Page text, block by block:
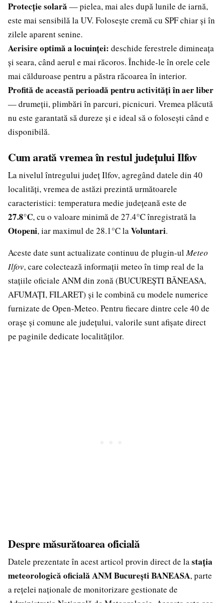
Protecție solară — pielea, mai ales după lunile de iarnă,
este mai sensibilă la UV. Folosește cremă cu SPF chiar și în
zilele aparent senine.
Aerisire optimă a locuinței: deschide ferestrele dimineața
și seara, când aerul e mai răcoros. Închide-le în orele cele
mai călduroase pentru a păstra răcoarea în interior.
Profită de această perioadă pentru activități în aer liber
— drumeții, plimbări în parcuri, picnicuri. Vremea plăcută
nu este garantată să dureze și e ideal să o folosești când e
disponibilă.
Cum arată vremea în restul județului Ilfov
La nivelul întregului județ Ilfov, agregând datele din 40
localități, vremea de astăzi prezintă următoarele
caracteristici: temperatura medie județeană este de
27.8°C, cu o valoare minimă de 27.4°C înregistrată la
Otopeni, iar maximul de 28.1°C laVoluntari.
Aceste date sunt actualizate continuu de plugin-ulMeteo
Ilfov, care colectează informații meteo în timp real de la
stațiile oficiale ANM din zonă (BUCUREȘTI BĂNEASA,
AFUMAȚI, FILARET) și le combină cu modele numerice
furnizate de Open-Meteo. Pentru fiecare dintre cele 40 de
orașe și comune ale județului, valorile sunt afișate direct
pe paginile dedicate localităților.
Despre măsurătoarea oficială
Datele prezentate în acest articol provin direct de lastația
meteorologică oficială ANM București BANEASA, parte
a rețelei naționale de monitorizare gestionate de